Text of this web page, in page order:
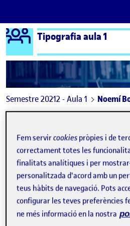
Saltar al contingut
Logo Ágora
Tipografia aula 1
Semestre 20212 - Aula 1 Noemí
Publicat perLogotip tipogràfic
Publicat per
Noemí Borda Perera
Visibilitat:
Públic-Data de publicació
27 Abr. 20228 juny, 2022
-comentari
Fem servircookies pròpies i de
correctament totes les
finalitats analítiques i per
personalitzada d'acord amb un
teus hàbits de navegació. Pots
configurar les teves preferències
ne més informació en la nostra